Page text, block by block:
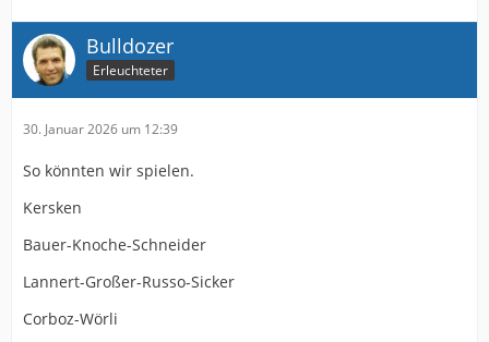
offensichtlich nicht funktionieren und die immer neuen
Aufstellungs-Experimente große Sorgen.
Wenn wir gegen die so spielen, wie gegen Düsseldorf
sehen eine super eingestellte und eingespielte blaue
Truppe... Die Hoffnung stirbt ja bekanntlich zuletzt...
Bulldozer
Erleuchteter
30. Januar 2026 um 12:39
So könnten wir spielen.
Kersken
Bauer-Knoche-Schneider
Lannert-Großer-Russo-Sicker
Corboz-Wörli